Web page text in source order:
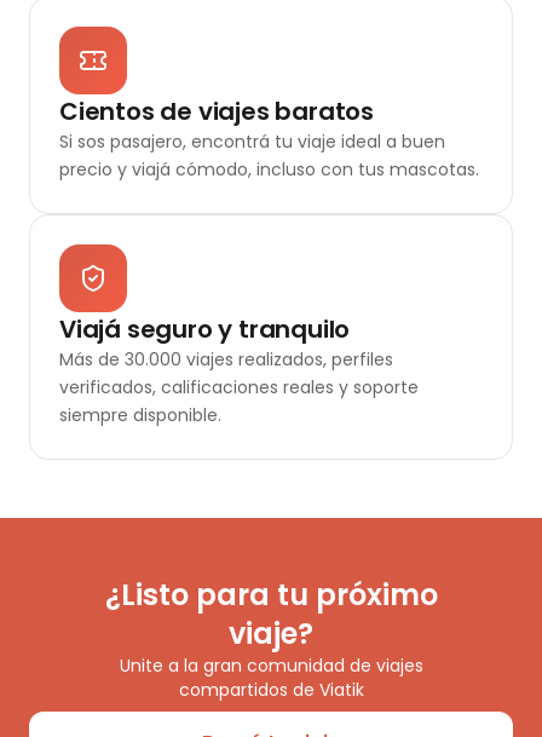
Cientos de viajes baratos
Si sos pasajero, encontrá tu viaje ideal a buen
precio y viajá cómodo, incluso con tus mascotas.
Viajá seguro y tranquilo
Más de 30.000 viajes realizados, perfiles
verificados, calificaciones reales y soporte
siempre disponible.
¿Listo para tu próximo
viaje?
Unite a la gran comunidad de viajes
compartidos de Viatik